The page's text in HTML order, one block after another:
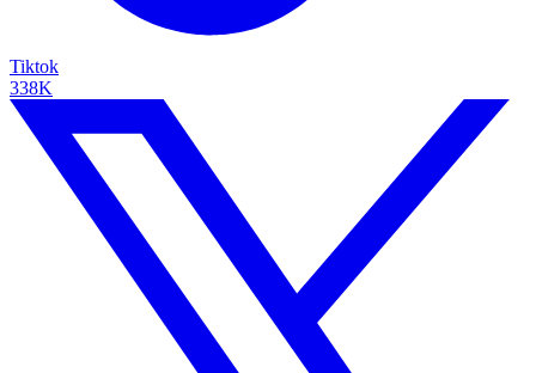
Tiktok
338K